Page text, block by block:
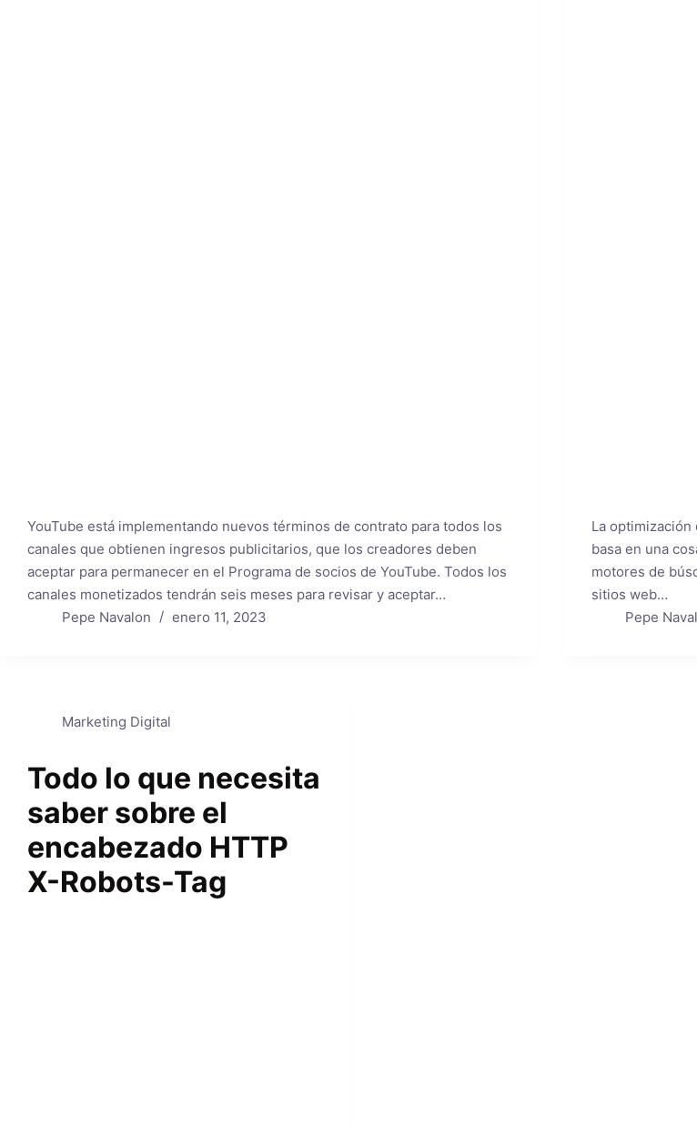
YouTube está implementando nuevos términos de contrato para todos los
canales que obtienen ingresos publicitarios, que los creadores deben
aceptar para permanecer en el Programa de socios de YouTube. Todos los
canales monetizados tendrán seis meses para revisar y aceptar…
Pepe Navalon
enero 11, 2023
La
basa en una
motores de
sitios web…
Pepe
Marketing Digital
Todo lo que necesita
saber sobre el
encabezado HTTP
X-Robots-Tag